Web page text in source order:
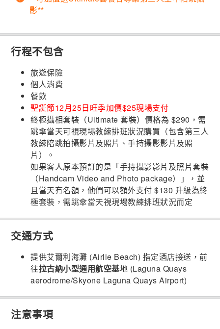
影**
行程不包含
旅遊保險
個人消費
餐飲
聖誕節12月25日旺季加價$25現場支付
終極攝相套裝（Ultimate 套裝）價格為 $290，需
跳傘當天可視現場教練排班狀況購買（包含第三人
教練陪跳拍攝影片及照片、手持攝影影片及照
片）。
如果客人原本預訂的是「手持攝影影片及照片套裝
（Handcam Video and Photo package）」，並
且當天有名額，他們可以額外支付 $130 升級為終
極套裝，需跳傘當天視現場教練排班狀況而定
交通方式
提供艾爾利海灘 (Airlie Beach) 指定酒店接送，前
往拉古納小型通用航空基地 (Laguna Quays
aerodrome/Skyone Laguna Quays Airport)
注意事項